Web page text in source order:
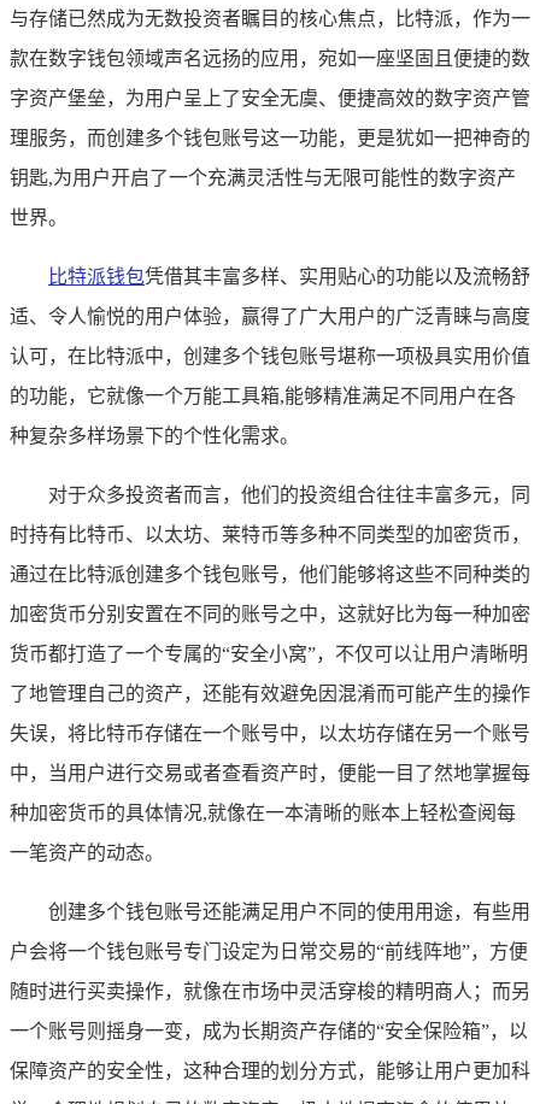
与存储已然成为无数投资者瞩目的核心焦点，比特派，作为一
款在数字钱包领域声名远扬的应用，宛如一座坚固且便捷的数
字资产堡垒，为用户呈上了安全无虞、便捷高效的数字资产管
理服务，而创建多个钱包账号这一功能，更是犹如一把神奇的
钥匙,为用户开启了一个充满灵活性与无限可能性的数字资产
世界。
比特派钱包凭借其丰富多样、实用贴心的功能以及流畅舒
适、令人愉悦的用户体验，赢得了广大用户的广泛青睐与高度
认可，在比特派中，创建多个钱包账号堪称一项极具实用价值
的功能，它就像一个万能工具箱,能够精准满足不同用户在各
种复杂多样场景下的个性化需求。
对于众多投资者而言，他们的投资组合往往丰富多元，同
时持有比特币、以太坊、莱特币等多种不同类型的加密货币，
通过在比特派创建多个钱包账号，他们能够将这些不同种类的
加密货币分别安置在不同的账号之中，这就好比为每一种加密
货币都打造了一个专属的“安全小窝”，不仅可以让用户清晰明
了地管理自己的资产，还能有效避免因混淆而可能产生的操作
失误，将比特币存储在一个账号中，以太坊存储在另一个账号
中，当用户进行交易或者查看资产时，便能一目了然地掌握每
种加密货币的具体情况,就像在一本清晰的账本上轻松查阅每
一笔资产的动态。
创建多个钱包账号还能满足用户不同的使用用途，有些用
户会将一个钱包账号专门设定为日常交易的“前线阵地”，方便
随时进行买卖操作，就像在市场中灵活穿梭的精明商人；而另
一个账号则摇身一变，成为长期资产存储的“安全保险箱”，以
保障资产的安全性，这种合理的划分方式，能够让用户更加科